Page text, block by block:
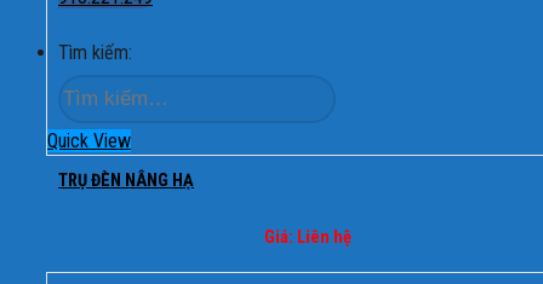
Tìm kiếm:
Quick View
TRỤ ĐÈN NÂNG HẠ
Giá: Liên hệ